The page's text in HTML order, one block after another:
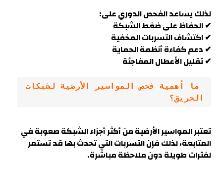
لذلك يساعد الفحص الدوري على:
✔ الحفاظ على ضغط الشبكة
✔ اكتشاف التسربات المخفية
✔ دعم كفاءة أنظمة الحماية
✔ تقليل الأعطال المفاجئة
الحريق؟
تعتبر المواسير الأرضية من أكثر أجزاء الشبكة صعوبة في
المتابعة، لذلك فإن التسربات التي تحدث بها قد تستمر
لفترات طويلة دون ملاحظة مباشرة.